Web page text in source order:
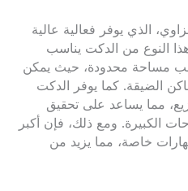
الذي يوفر فعالية عالية
النوع من الدكت يناسب
مساحة محدودة، حيث يمكن
الضيقة. كما يوفر الدكت
مما يساعد على تحقيق
الكبيرة. ومع ذلك، فإن أكبر
خاصة، مما يزيد من